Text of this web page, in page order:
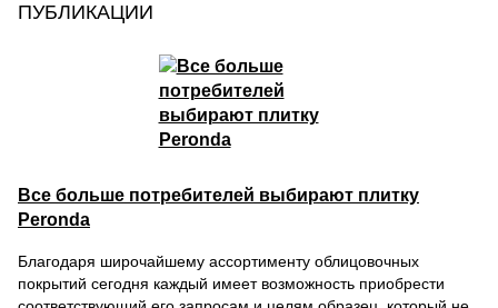
ПУБЛИКАЦИИ
Все больше потребителей выбирают плитку
Peronda
Благодаря широчайшему ассортименту облицовочных
покрытий сегодня каждый имеет возможность приобрести